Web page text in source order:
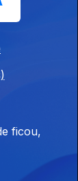
na
em
ligadas a
ficou,